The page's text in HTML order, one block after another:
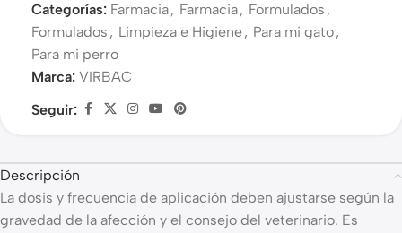
Categorías: Farmacia, Farmacia, Formulados ,
Formulados , Limpieza e Higiene, Para mi gato,
Para mi perro
Marca: VIRBAC
Seguir:
Descripción
La dosis y frecuencia de aplicación deben ajustarse según la
gravedad de la afección y el consejo del veterinario. Es